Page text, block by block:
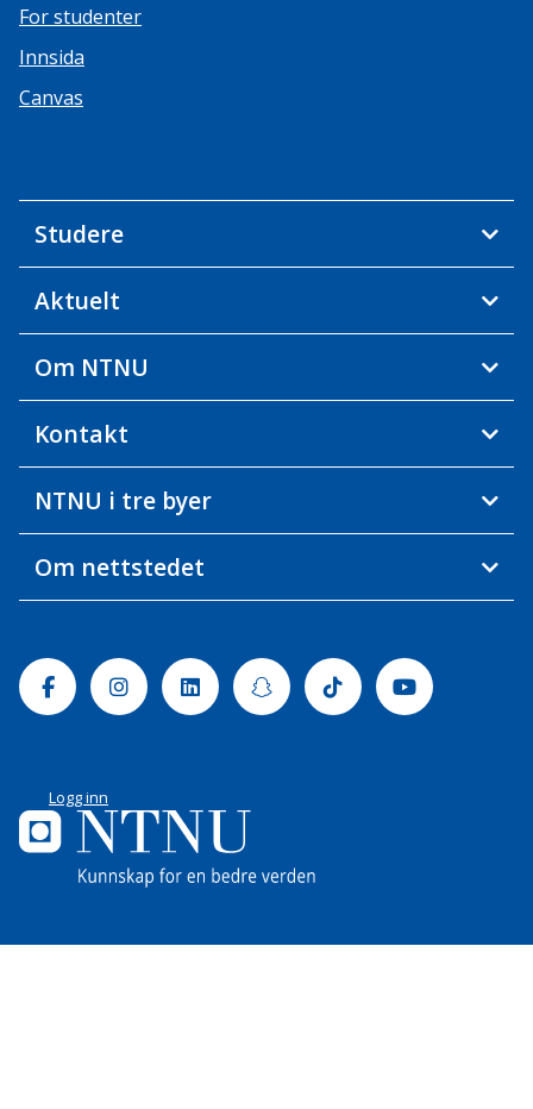
For studenter
Innsida
Canvas
Studere
Aktuelt
Om NTNU
Kontakt
NTNU i tre byer
Om nettstedet
FacebookInstagramLinkedinSnapchatTiktok Youtube
Logg inn